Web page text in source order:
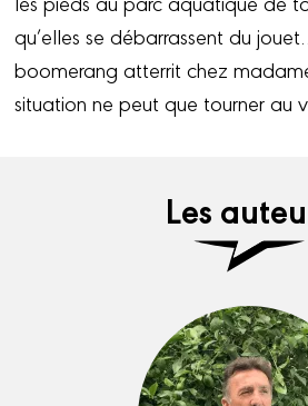
qu’elles se débarrassent du
boomerang atterrit chez
situation ne peut que tourner au
Les